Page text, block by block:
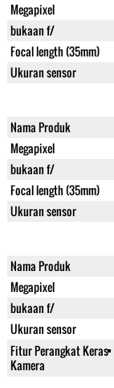
Megapixel
bukaan f/
Focal length (35mm)
Ukuran sensor
Nama Produk
Megapixel
bukaan f/
Focal length (35mm)
Ukuran sensor
Nama Produk
Megapixel
bukaan f/
Ukuran sensor
Fitur Perangkat Keras
Kamera